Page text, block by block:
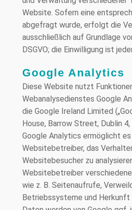
Website. Sofern eine
abgefragt wurde, erfolgt die
ausschließlich auf Grundlage
DSGVO; die Einwilligung ist
Google Analytics
Diese Website nutzt
Webanalysedienstes Google
die Google Ireland Limited
House, Barrow Street, Dublin 4,
Google Analytics ermöglicht
Websitebetreiber, das
Websitebesucher zu
Websitebetreiber
wie z. B. Seitenaufrufe,
Betriebssysteme und Herkunft